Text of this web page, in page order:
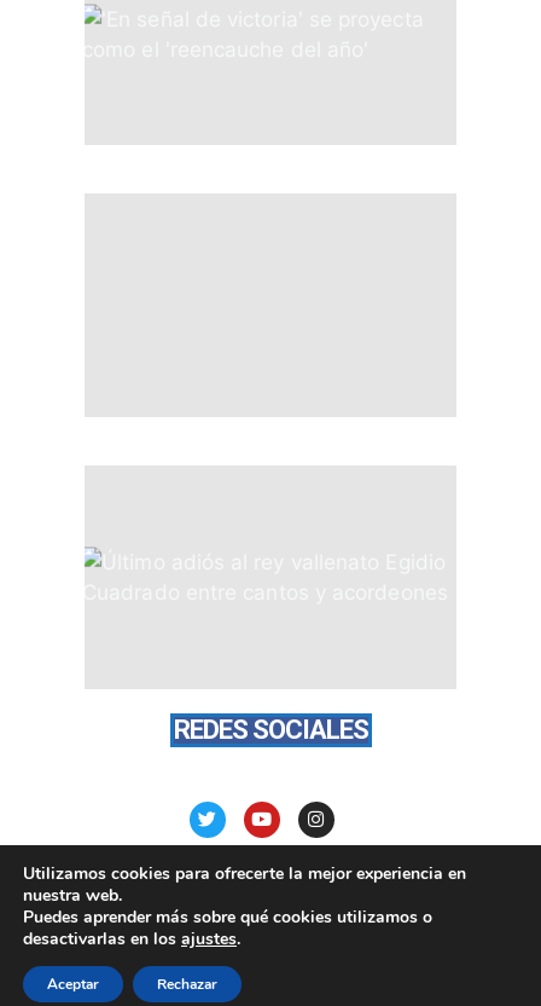
REDES SOCIALES
2015 - 2026
Utilizamos cookies para ofrecerte la mejor experiencia en
nuestra web.
Puedes aprender más sobre qué cookies utilizamos o
desactivarlas en los ajustes.
Aceptar Rechazar